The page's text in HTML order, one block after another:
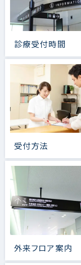
診療受付時間
受付方法
外来フロア案内